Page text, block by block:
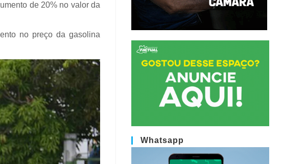
de 20% no valor da
no preço da gasolina
Whatsapp